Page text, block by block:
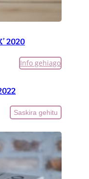
2020
Info gehiago
Saskira gehitu